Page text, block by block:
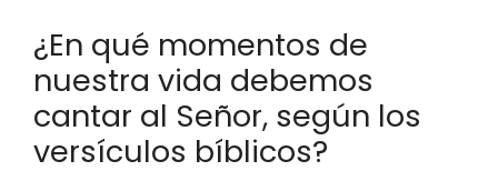
¿En qué momentos de
nuestra vida debemos
cantar al Señor, según los
versículos bíblicos?